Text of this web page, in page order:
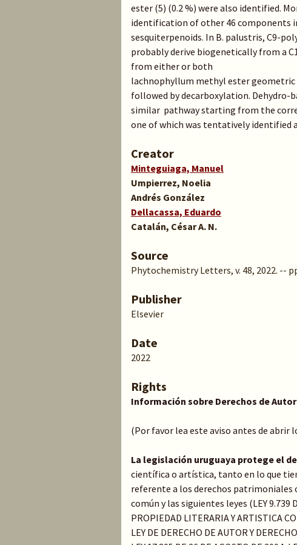
ester (5) (0.2 %) were also identified.
identification of other 46 components
sesquiterpenoids. In B. palustris, C9-
probably derive biogenetically from a
from either or both
lachnophyllum methyl ester geometric
followed by decarboxylation. Dehydro-
similar pathway starting from the
one of which was tentatively identified
Creator
Minteguiaga, Manuel
Umpierrez, Noelia
Andrés González
Dellacassa, Eduardo
Catalán, César A. N.
Source
Phytochemistry Letters, v. 48, 2022. --
Publisher
Elsevier
Date
2022
Rights
Información sobre Derechos de Autor
(Por favor lea este aviso antes de abrir
La legislación uruguaya protege el
científica o artística, tanto en lo que
referente a los derechos patrimoniales
común y las siguientes leyes (LEY 9.739
PROPIEDAD LITERARIA Y ARTISTICA
LEY DE DERECHO DE AUTOR Y